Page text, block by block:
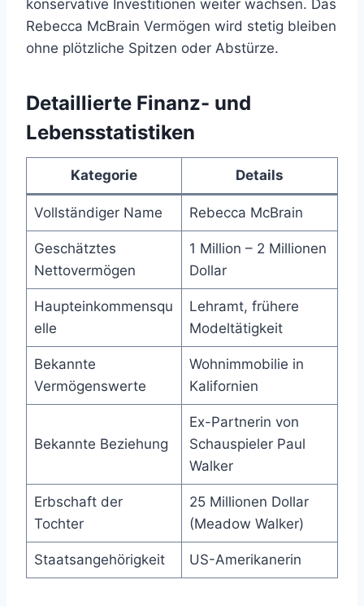
konservative Investitionen weiter wachsen. Das
Rebecca McBrain Vermögen wird stetig bleiben
ohne plötzliche Spitzen oder Abstürze.
Detaillierte Finanz- und
Lebensstatistiken
Kategorie Details
Vollständiger Name Rebecca McBrain
Geschätztes
Nettovermögen
1 Million – 2 Millionen
Dollar
Haupteinkommensqu
elle
Lehramt, frühere
Modeltätigkeit
Bekannte
Vermögenswerte
Wohnimmobilie in
Kalifornien
Bekannte Beziehung
Ex-Partnerin von
Schauspieler Paul
Walker
Erbschaft der
Tochter
25 Millionen Dollar
(Meadow Walker)
Staatsangehörigkeit US-Amerikanerin